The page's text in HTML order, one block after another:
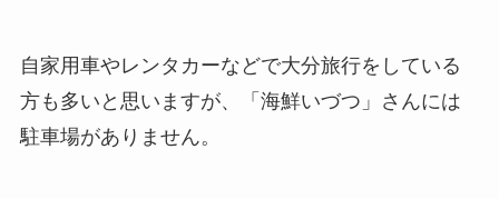
自家用車やレンタカーなどで大分旅行をしている
方も多いと思いますが、「海鮮いづつ」さんには
駐車場がありません。